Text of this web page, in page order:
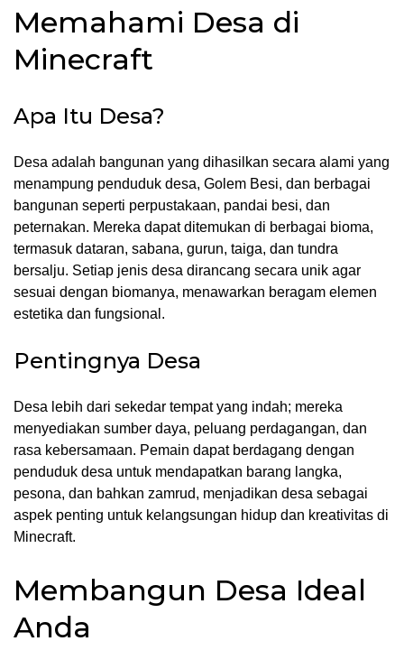
Memahami Desa di
Minecraft
Apa Itu Desa?
Desa adalah bangunan yang dihasilkan secara alami yang
menampung penduduk desa, Golem Besi, dan berbagai
bangunan seperti perpustakaan, pandai besi, dan
peternakan. Mereka dapat ditemukan di berbagai bioma,
termasuk dataran, sabana, gurun, taiga, dan tundra
bersalju. Setiap jenis desa dirancang secara unik agar
sesuai dengan biomanya, menawarkan beragam elemen
estetika dan fungsional.
Pentingnya Desa
Desa lebih dari sekedar tempat yang indah; mereka
menyediakan sumber daya, peluang perdagangan, dan
rasa kebersamaan. Pemain dapat berdagang dengan
penduduk desa untuk mendapatkan barang langka,
pesona, dan bahkan zamrud, menjadikan desa sebagai
aspek penting untuk kelangsungan hidup dan kreativitas di
Minecraft.
Membangun Desa Ideal
Anda